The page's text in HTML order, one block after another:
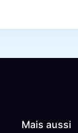
Mais aussi